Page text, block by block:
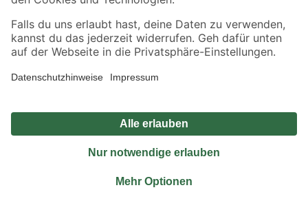
Alle Preisangaben in EUR inkl. gesetzl. MwSt.. Die dargestellten Angebote sind unter
Umständen nicht in allen Märkten verfügbar. Die angegebenen Verfügbarkeiten beziehen
Produkte nur solange der Vorrat reicht.
*Paketversand ab 59 € versandkostenfrei, gilt nicht für Artikel mit Speditionsversand, hier
Privatsphäre Impressum
Nutzungsbedingungen
Widerrufsrecht
Vertrag widerrufen
© 2026 toom Baumarkt GmbH